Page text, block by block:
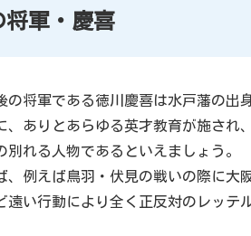
将軍・慶喜
将軍である徳川慶喜は水戸藩の出身
、ありとあらゆる英才教育が施さ
れる人物であるといえましょう。
、例えば鳥羽・伏見の戦いの際に大
い行動により全く正反対のレッテ